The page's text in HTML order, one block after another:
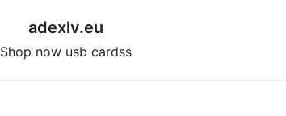
adexlv.eu
Shop now usb cardss